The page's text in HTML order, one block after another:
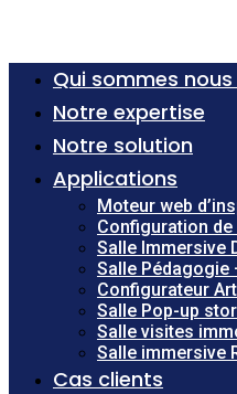
Qui sommes nous
Notre expertise
Notre solution
Applications
Moteur web
Configuration de
Salle Immersive
Salle Pédagogie
Configurateur
Salle Pop-up
Salle visites
Salle immersive
Cas clients